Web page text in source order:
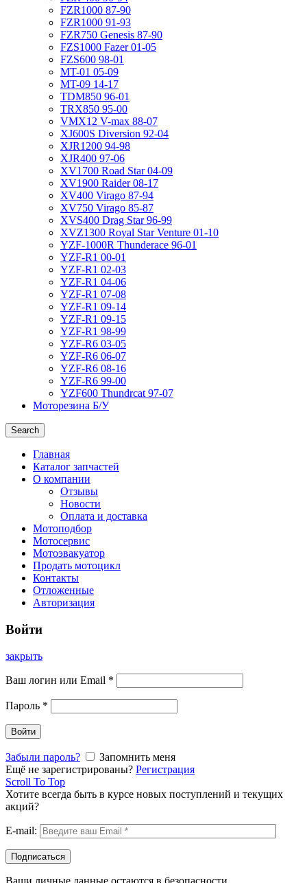
FZR1000 87-90
FZR1000 91-93
FZR750 Genesis 87-90
FZS1000 Fazer 01-05
FZS600 98-01
MT-01 05-09
MT-09 14-17
TDM850 96-01
TRX850 95-00
VMX12 V-max 88-07
XJ600S Diversion 92-04
XJR1200 94-98
XJR400 97-06
XV1700 Road Star 04-09
XV1900 Raider 08-17
XV400 Virago 87-94
XV750 Virago 85-87
XVS400 Drag Star 96-99
XVZ1300 Royal Star Venture 01-10
YZF-1000R Thunderace 96-01
YZF-R1 00-01
YZF-R1 02-03
YZF-R1 04-06
YZF-R1 07-08
YZF-R1 09-14
YZF-R1 09-15
YZF-R1 98-99
YZF-R6 03-05
YZF-R6 06-07
YZF-R6 08-16
YZF-R6 99-00
YZF600 Thundrcat 97-07
Моторезина Б/У
Search
Главная
Каталог запчастей
О компании
Отзывы
Новости
Оплата и доставка
Мотоподбор
Мотосервис
Мотоэвакуатор
Продать мотоцикл
Контакты
Отложенные
Авторизация
Войти
закрыть
Ваш логин или Email *
Пароль *
Войти
Забыли пароль?
Запомнить меня
Ещё не зарегистрированы? Регистрация
Scroll To Top
Хотите всегда быть в курсе новых поступлений и текущих
акций?
E-mail:
Ваши личные данные остаются в безопасности